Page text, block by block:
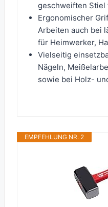
geschweiften Stiel
Ergonomischer
Arbeiten auch bei
für Heimwerker,
Vielseitig
Nägeln,
sowie bei Holz-
EMPFEHLUNG NR. 2